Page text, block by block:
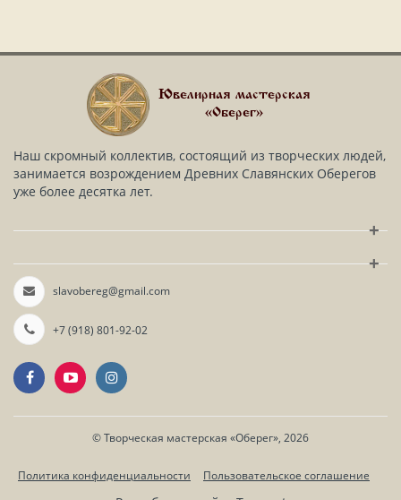
Ювелирная мастерская
«Оберег»
Наш скромный коллектив, состоящий из творческих людей,
занимается возрождением Древних Славянских Оберегов
уже более десятка лет.
+
+
slavobereg@gmail.com
+7 (918) 801-92-02
©Творческая мастерская «Оберег», 2026
Политика конфиденциальности Пользовательское соглашение